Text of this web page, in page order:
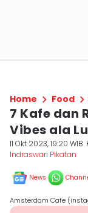
Home Food
7 Kafe dan
Vibes ala
11 Okt 2023, 19:20 WIB
Indraswari Pikatan
News
Amsterdam Cafe